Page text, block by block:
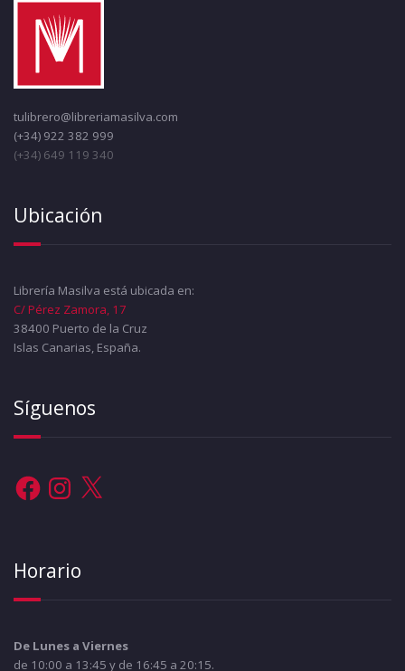
tulibrero@libreriamasilva.com
(+34) 922 382 999
(+34) 649 119 340
Ubicación
Librería Masilva está ubicada en:
C/ Pérez Zamora, 17
38400 Puerto de la Cruz
Islas Canarias, España.
Síguenos
FacebookInstagram
X
Horario
De Lunes a Viernes
de 10:00 a 13:45 y de 16:45 a 20:15.